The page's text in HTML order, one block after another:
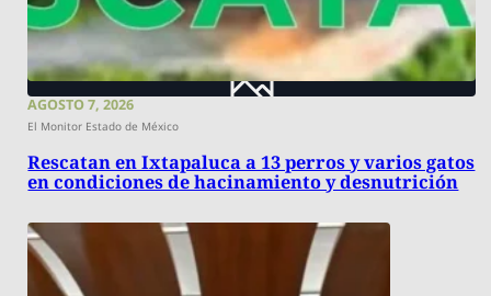
AGOSTO 7, 2026
El Monitor Estado de México
Rescatan en Ixtapaluca a 13 perros y varios gatos
en condiciones de hacinamiento y desnutrición